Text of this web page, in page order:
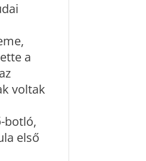
a
voltak
botló,
első